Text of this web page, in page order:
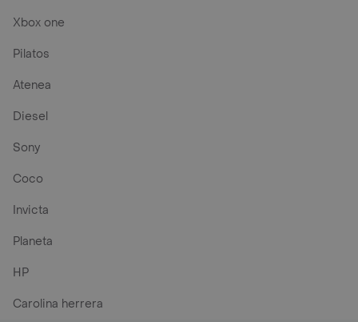
Xbox one
Pilatos
Atenea
Diesel
Sony
Coco
Invicta
Planeta
HP
Carolina herrera